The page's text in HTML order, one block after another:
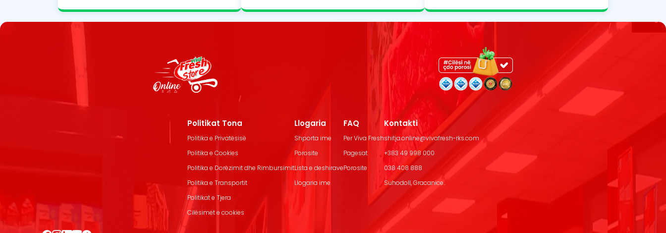
Politikat Tona
Politika e Privatësisë
Politika e Cookies
Politika e Dorëzimit dhe Rimbursimit
Politika e Transportit
Politikat e Tjera
Cilësimet e cookies
Llogaria
Shporta ime
Porosite
Lista e deshirave
Llogaria ime
FAQ
Per Viva Fresh
Pagesat
Porosite
Kontakti
shitja.online@vivafresh-rks.com
+383 49 998 000
038 408 888
Suhodoll, Gracanice..